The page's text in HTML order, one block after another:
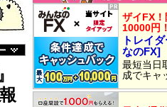
ザイFX
10000円！
トレイ
なのFX]
最短当日
成でキャ